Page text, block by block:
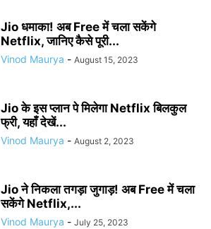
Jio धमाका! अब Free में चला सकेंगे
Netflix, जानिए कैसे पूरी...
Vinod Maurya - August 15, 2023
Jio के इस प्लान पे मिलेगा Netflix बिलकुल
फ्री, यहाँ देखें...
Vinod Maurya - August 2, 2023
Jio ने निकला तगड़ा जुगाड़! अब Free में चला
सकेंगे Netflix,...
Vinod Maurya - July 25, 2023